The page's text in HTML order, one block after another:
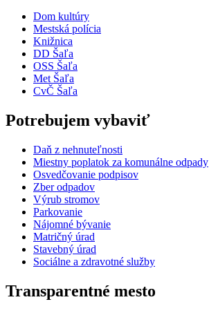
Dom kultúry
Mestská polícia
Knižnica
DD Šaľa
OSS Šaľa
Met Šaľa
CvČ Šaľa
Potrebujem vybaviť
Daň z nehnuteľnosti
Miestny poplatok za komunálne odpady
Osvedčovanie podpisov
Zber odpadov
Výrub stromov
Parkovanie
Nájomné bývanie
Matričný úrad
Stavebný úrad
Sociálne a zdravotné služby
Transparentné mesto